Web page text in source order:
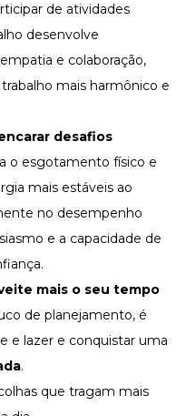
de atividades
desenvolve
e colaboração,
mais harmônico e
desafios
o esgotamento físico e
mais estáveis ao
no desempenho
e a capacidade de
mais o seu tempo
de planejamento, é
e lazer e conquistar uma
.
que tragam mais